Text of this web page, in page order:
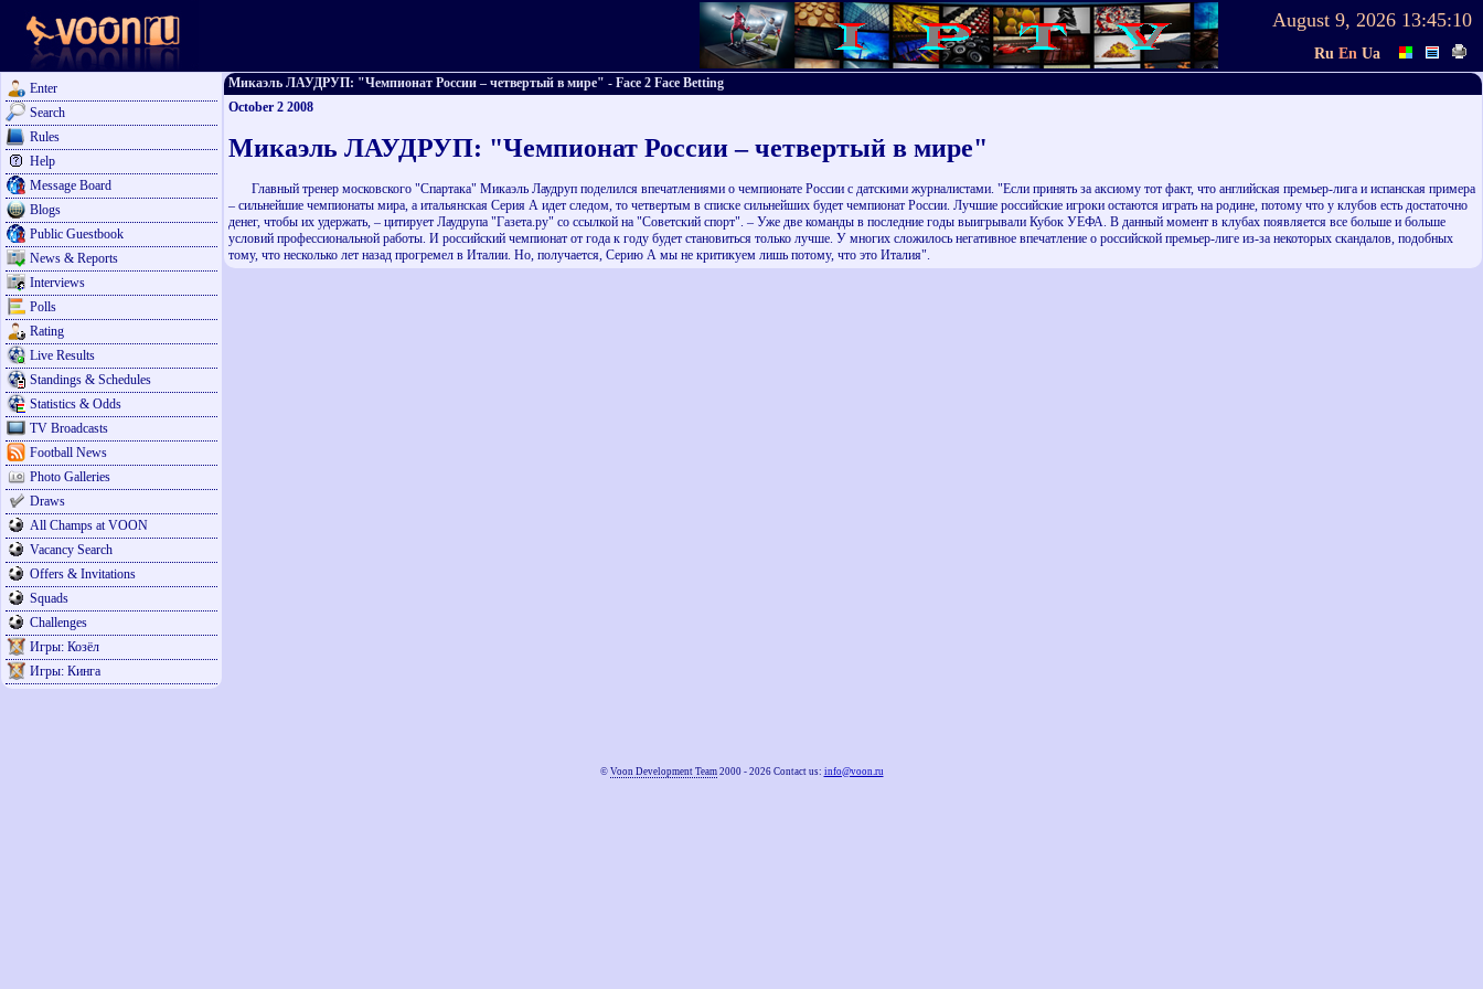
August 9, 2026 13:45:10
Ru En Ua
Enter
Search
Rules
Help
Message Board
Blogs
Public Guestbook
News & Reports
Interviews
Polls
Rating
Live Results
Standings & Schedules
Statistics & Odds
TV Broadcasts
Football News
Photo Galleries
Draws
All Champs at VOON
Vacancy Search
Offers & Invitations
Squads
Challenges
Игры: Козёл
Игры: Кинга
Микаэль ЛАУДРУП: "Чемпионат России – четвертый в мире" - Face 2 Face Betting
October 2 2008
Микаэль ЛАУДРУП: "Чемпионат России – четвертый в мире"
Главный тренер московского "Спартака" Микаэль Лаудруп поделился впечатлениями о чемпионате России с датскими журналистами. "Если принять за аксиому тот факт, что английская премьер-лига и испанская примера
– сильнейшие чемпионаты мира, а итальянская Серия А идет следом, то четвертым в списке сильнейших будет чемпионат России. Лучшие российские игроки остаются играть на родине, потому что у клубов есть достаточно
денег, чтобы их удержать, – цитирует Лаудрупа "Газета.ру" со ссылкой на "Советский спорт". – Уже две команды в последние годы выигрывали Кубок УЕФА. В данный момент в клубах появляется все больше и больше
условий профессиональной работы. И российский чемпионат от года к году будет становиться только лучше. У многих сложилось негативное впечатление о российской премьер-лиге из-за некоторых скандалов, подобных
тому, что несколько лет назад прогремел в Италии. Но, получается, Серию А мы не критикуем лишь потому, что это Италия".
© Voon Development Team2000 - 2026 Contact us: info@voon.ru